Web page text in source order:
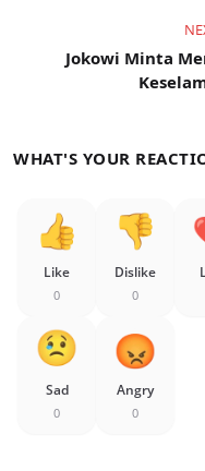
Jokowi Minta
WHAT'S YOUR
Like
0
Dislike
0
Sad
0
Angry
0